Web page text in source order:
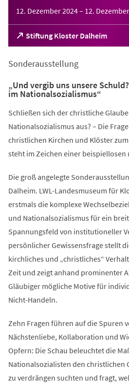
12. Dezember 2024– 12.
Stiftung Kloster Dalheim
(Öffnet
in
neuen
Sonderausstellung
„Und vergib uns unsere
im Nationalsozialismus“
Schließen sich der christliche
Nationalsozialismus aus? – Die
christlichen Kirchen und Klöster
steht im Zeichen einer beispiellosen
Die groß angelegte
Dalheim. LWL-Landesmuseum für
erstmals die komplexe
und Nationalsozialismus für ein
Spannungsfeld von institutioneller
persönlicher Gewissensfrage stellt
kirchliches und „christliches“
Zeit und zeigt anhand prominenter
Gläubiger mögliche Motive für
Nicht-Handeln.
Zehn Fragen führen auf die Spuren
Nächstenliebe, Kollaboration und
Opfern: Die Schau beleuchtet die
Nationalsozialisten den christlichen
zu verdrängen suchten und fragt,